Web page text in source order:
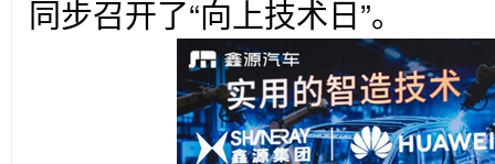
同步召开了“向上技术日”。